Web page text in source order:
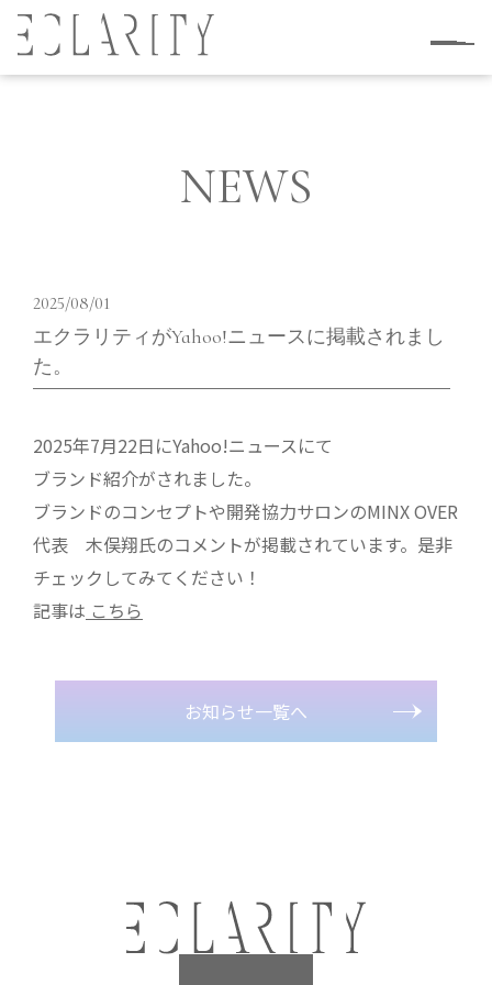
NEWS
2025/08/01
エクラリティがYahoo!ニュースに掲載されまし
た。
2025年7月22日にYahoo!ニュースにて
ブランド紹介がされました。
ブランドのコンセプトや開発協力サロンのMINX OVER
代表 木俣翔氏のコメントが掲載されています。是非
チェックしてみてください！
記事は こちら
お知らせ一覧へ